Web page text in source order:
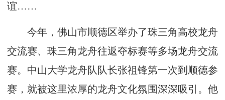
谊……
今年，佛山市顺德区举办了珠三角高校龙舟
交流赛、珠三角龙舟往返夺标赛等多场龙舟交流
赛。中山大学龙舟队队长张祖锋第一次到顺德参
赛，就被这里浓厚的龙舟文化氛围深深吸引。他